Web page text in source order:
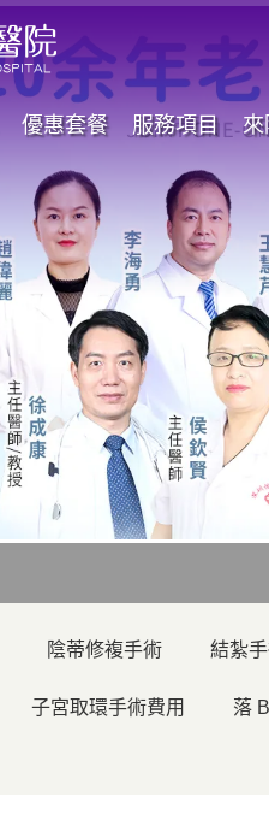
優惠套餐 服務項目 來
陰蒂修複手術 結紮
子宮取環手術費用 落